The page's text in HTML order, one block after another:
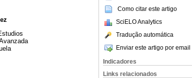
Como citar este artigo
SciELO Analytics
Tradução automática
Enviar este artigo por email
Indicadores
Links relacionados